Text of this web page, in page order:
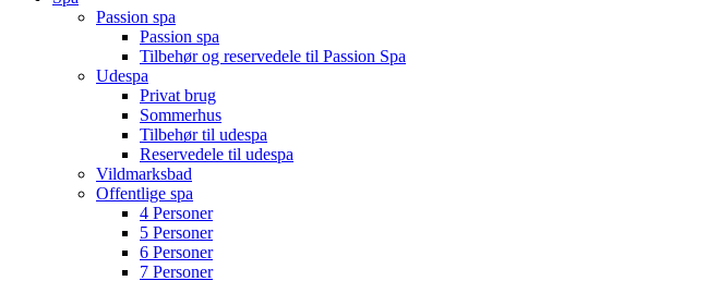
Passion spa
Passion spa
Tilbehør og reservedele til Passion Spa
Udespa
Privat brug
Sommerhus
Tilbehør til udespa
Reservedele til udespa
Vildmarksbad
Offentlige spa
4 Personer
5 Personer
6 Personer
7 Personer